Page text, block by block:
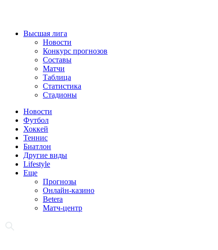
Высшая лига
Новости
Конкурс прогнозов
Составы
Матчи
Таблица
Статистика
Стадионы
Новости
Футбол
Хоккей
Теннис
Биатлон
Другие виды
Lifestyle
Еще
Прогнозы
Онлайн-казино
Betera
Матч-центр